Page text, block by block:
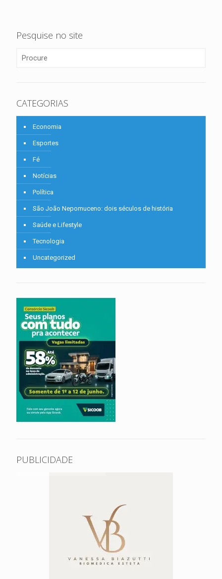
Pesquise no site
CATEGORIAS
Economia
Esportes
Fé
Notícias
Política
São João Nepomuceno: dois séculos de história
Saúde e Lifestyle
Tecnologia
Uncategorized
PUBLICIDADE